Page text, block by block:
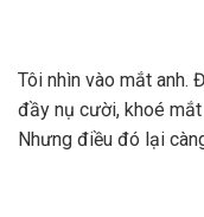
Tôi nhìn vào mắt anh.
đầy nụ cười, khoé
Nhưng điều đó lại